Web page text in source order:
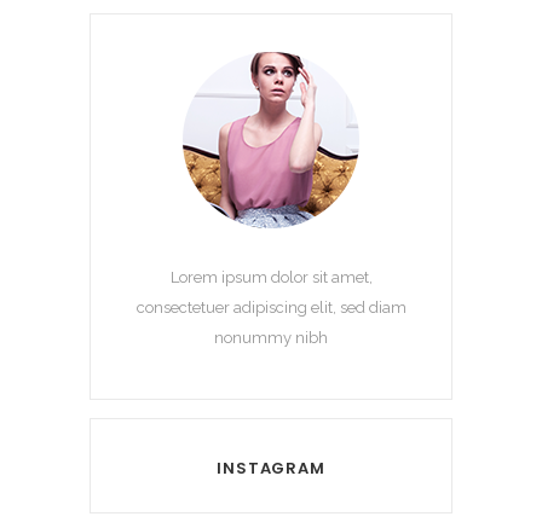
Lorem ipsum dolor sit amet,
consectetuer adipiscing elit, sed diam
nonummy nibh
INSTAGRAM